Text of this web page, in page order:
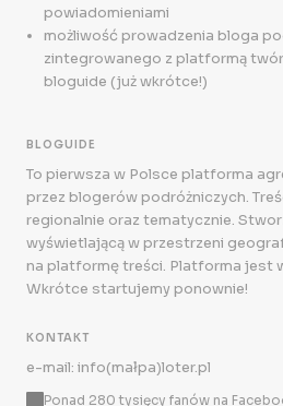
powiadomieniami
możliwość prowadzenia bloga
zintegrowanego z platformą
bloguide (już wkrótce!)
BLOGUIDE
To pierwsza w Polsce platforma
przez blogerów podróżniczych.
regionalnie oraz tematycznie.
wyświetlającą w przestrzeni
na platformę treści. Platforma jest
Wkrótce startujemy ponownie!
KONTAKT
e-mail: info(małpa)loter.pl
Ponad 280 tysięcy fanów na